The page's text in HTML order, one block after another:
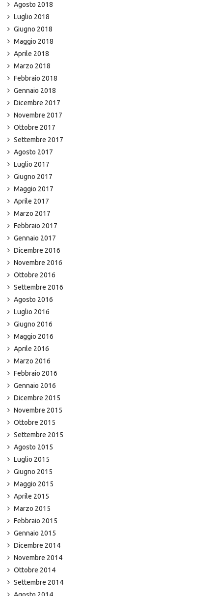
Agosto 2018
Luglio 2018
Giugno 2018
Maggio 2018
Aprile 2018
Marzo 2018
Febbraio 2018
Gennaio 2018
Dicembre 2017
Novembre 2017
Ottobre 2017
Settembre 2017
Agosto 2017
Luglio 2017
Giugno 2017
Maggio 2017
Aprile 2017
Marzo 2017
Febbraio 2017
Gennaio 2017
Dicembre 2016
Novembre 2016
Ottobre 2016
Settembre 2016
Agosto 2016
Luglio 2016
Giugno 2016
Maggio 2016
Aprile 2016
Marzo 2016
Febbraio 2016
Gennaio 2016
Dicembre 2015
Novembre 2015
Ottobre 2015
Settembre 2015
Agosto 2015
Luglio 2015
Giugno 2015
Maggio 2015
Aprile 2015
Marzo 2015
Febbraio 2015
Gennaio 2015
Dicembre 2014
Novembre 2014
Ottobre 2014
Settembre 2014